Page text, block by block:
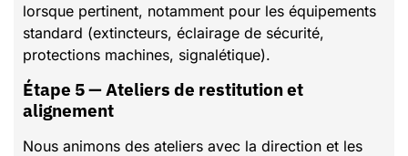
lorsque pertinent, notamment pour les équipements
standard (extincteurs, éclairage de sécurité,
protections machines, signalétique).
Étape 5 — Ateliers de restitution et
alignement
Nous animons des ateliers avec la direction et les